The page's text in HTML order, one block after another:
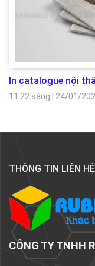
In catalogue nội
11:22 sáng 24/01/
THÔNG TIN LIÊN HỆ
CÔNG TY TNHH